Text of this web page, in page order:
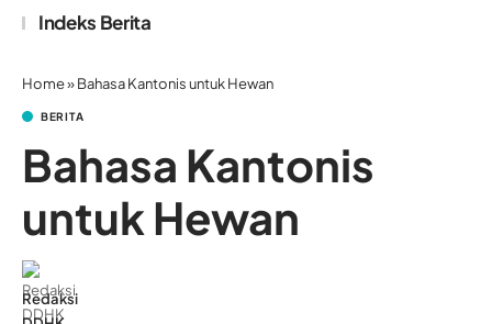
Indeks Berita
Home»Bahasa Kantonis untuk Hewan
BERITA
Bahasa Kantonis
untuk Hewan
Redaksi